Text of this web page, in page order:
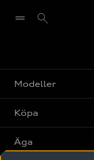
Modeller
Alla modeller
Elbilar
Köpa
Privaterbjudanden
Äga